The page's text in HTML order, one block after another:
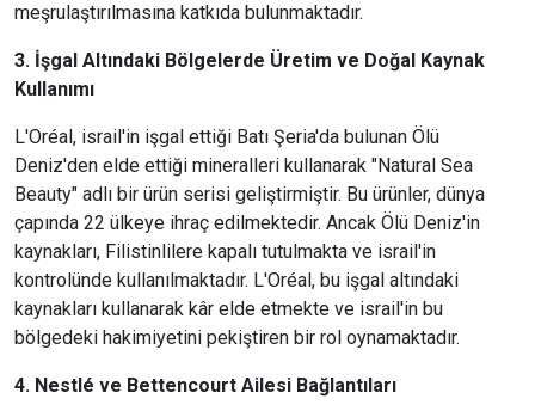
meşrulaştırılmasına katkıda bulunmaktadır.
3. İşgal Altındaki Bölgelerde Üretim ve Doğal Kaynak
Kullanımı
L'Oréal, israil'in işgal ettiği Batı Şeria'da bulunan Ölü
Deniz'den elde ettiği mineralleri kullanarak "Natural Sea
Beauty" adlı bir ürün serisi geliştirmiştir. Bu ürünler, dünya
çapında 22 ülkeye ihraç edilmektedir. Ancak Ölü Deniz'in
kaynakları, Filistinlilere kapalı tutulmakta ve israil'in
kontrolünde kullanılmaktadır. L'Oréal, bu işgal altındaki
kaynakları kullanarak kâr elde etmekte ve israil'in bu
bölgedeki hakimiyetini pekiştiren bir rol oynamaktadır.
4. Nestlé ve Bettencourt Ailesi Bağlantıları